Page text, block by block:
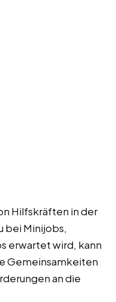
Hilfskräften in der
bei Minijobs,
erwartet wird, kann
Gemeinsamkeiten
an die